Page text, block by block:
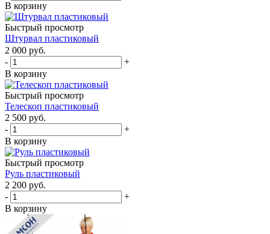
В корзину
Быстрый просмотр
Штурвал пластиковый
2 000 руб.
-
+
В корзину
Быстрый просмотр
Телескоп пластиковый
2 500 руб.
-
+
В корзину
Быстрый просмотр
Руль пластиковый
2 200 руб.
-
+
В корзину